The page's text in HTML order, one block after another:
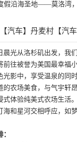
假沿海圣地——莫洛湾
汽车】丹麦村【汽
晨光从洛杉矶出发，我
前往被誉为美国最幸福
光影中，享受温泉的同
的农场美食，与气宇轩
式体验纯美式农场生活
海和星河交相呼应，如